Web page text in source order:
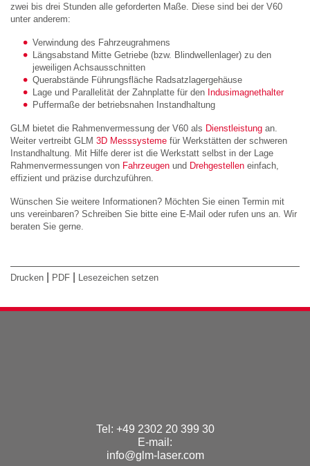
zwei bis drei Stunden alle geforderten Maße. Diese sind bei der V60
unter anderem:
Verwindung des Fahrzeugrahmens
Längsabstand Mitte Getriebe (bzw. Blindwellenlager) zu den
jeweiligen Achsausschnitten
Querabstände Führungsfläche Radsatzlagergehäuse
Lage und Parallelität der Zahnplatte für den Indusimagnethalter
Puffermaße der betriebsnahen Instandhaltung
GLM bietet die Rahmenvermessung der V60 als Dienstleistung an.
Weiter vertreibt GLM 3D Messsysteme für Werkstätten der schweren
Instandhaltung. Mit Hilfe derer ist die Werkstatt selbst in der Lage
Rahmenvermessungen von Fahrzeugen und Drehgestellen einfach,
effizient und präzise durchzuführen.
Wünschen Sie weitere Informationen? Möchten Sie einen Termin mit
uns vereinbaren? Schreiben Sie bitte eine E-Mail oder rufen uns an. Wir
beraten Sie gerne.
Drucken PDF Lesezeichen setzen
Tel: +49 2302 20 399 30
E-mail:
info@glm-laser.com